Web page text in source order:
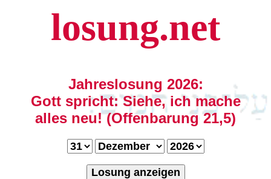
losung.net
Jahreslosung 2026:
Gott spricht: Siehe, ich mache
alles neu! (Offenbarung 21,5)
Losung anzeigen